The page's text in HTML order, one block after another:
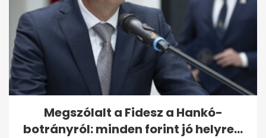
Megszólalt a Fidesz a Hankó-
botrányról: minden forint jó helyre...